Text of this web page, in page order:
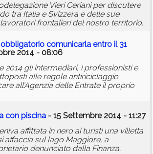
Vieri Ceriani per discutere
tra Italia e Svizzera e delle sue
frontalieri del nostro territorio.
obbligatorio comunicarla entro il 31
2014 - 08:06
2014 gli intermediari, i professionisti e
alle regole antiriciclaggio
all’Agenzia delle Entrate il proprio
con piscina - 15 Settembre 2014 - 11:27
affittata in nero ai turisti una villetta
affaccia sul lago Maggiore, a
denunciato dalla Finanza.